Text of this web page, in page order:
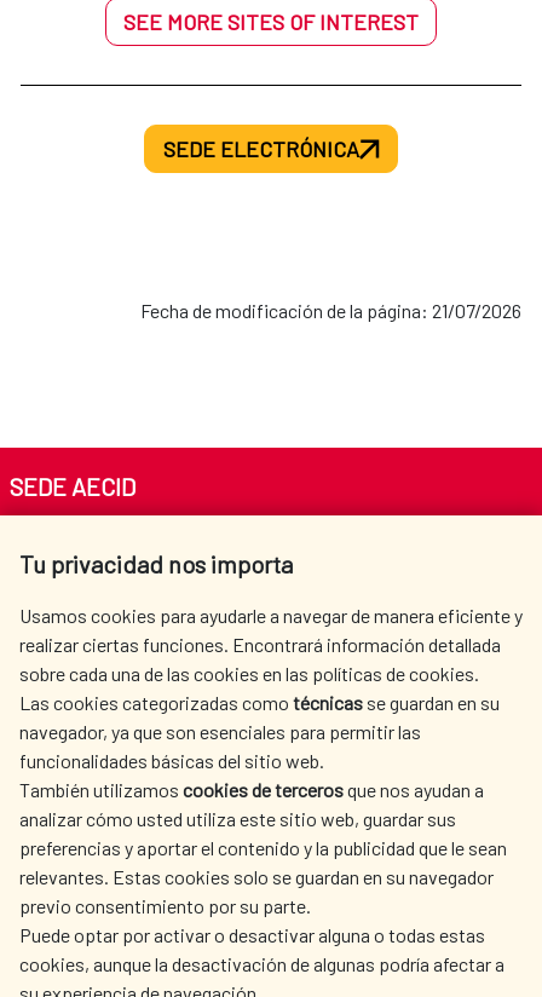
SEE MORE SITES OF INTEREST
SEDE ELECTRÓNICA
Fecha de modificación de la página: 21/07/2026
Tu privacidad nos importa
Usamos cookies para ayudarle a navegar de manera eficiente y
realizar ciertas funciones. Encontrará información detallada
sobre cada una de las cookies en las políticas de cookies.
Las cookies categorizadas como técnicas se guardan en su
navegador, ya que son esenciales para permitir las
funcionalidades básicas del sitio web.
También utilizamos cookies de tercerosque nos ayudan a
analizar cómo usted utiliza este sitio web, guardar sus
preferencias y aportar el contenido y la publicidad que le sean
relevantes. Estas cookies solo se guardan en su navegador
previo consentimiento por su parte.
Puede optar por activar o desactivar alguna o todas estas
cookies, aunque la desactivación de algunas podría afectar a
SEDE AECID
Tel. +34 900 20 30 54​​​​​​​
AECID
WHERE DO WE COOPERATE?
SPANISH HUMANITARIAN
ACTION
PRESS ROOM
CULTURE AND SCIENCE LIBRARY
OUR SOCIAL MEDIA